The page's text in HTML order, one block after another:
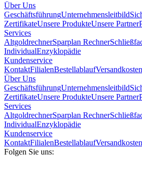
Über Uns
GeschäftsführungUnternehmensleitbild
ZertifikateUnsere ProdukteUnsere Partner
Services
AltgoldrechnerSparplan Rechner
IndividualEnzyklopädie
Kundenservice
KontaktFilialenBestellablaufVersandkosten
Über Uns
GeschäftsführungUnternehmensleitbild
ZertifikateUnsere ProdukteUnsere Partner
Services
AltgoldrechnerSparplan Rechner
IndividualEnzyklopädie
Kundenservice
KontaktFilialenBestellablaufVersandkosten
Folgen Sie uns: